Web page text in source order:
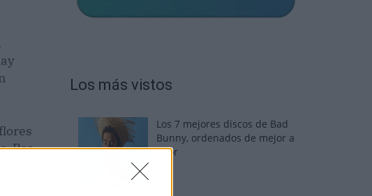
Por
y
Los más vistos
Los 7 mejores discos de Bad
Bunny, ordenados de mejor a
peor